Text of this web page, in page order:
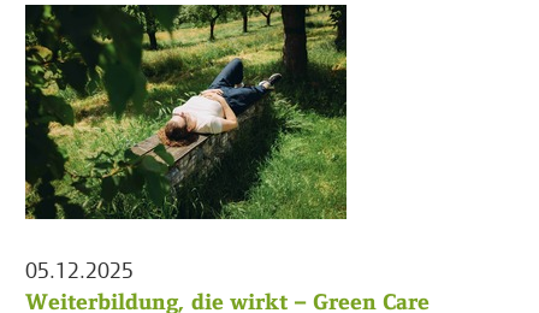
05.12.2025
Weiterbildung, die wirkt – Green Care